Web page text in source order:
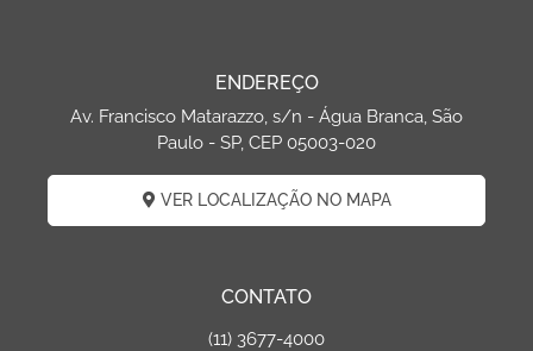
ENDEREÇO
Av. Francisco Matarazzo, s/n - Água Branca, São
Paulo - SP, CEP 05003-020
VER LOCALIZAÇÃO NO MAPA
CONTATO
(11) 3677-4000